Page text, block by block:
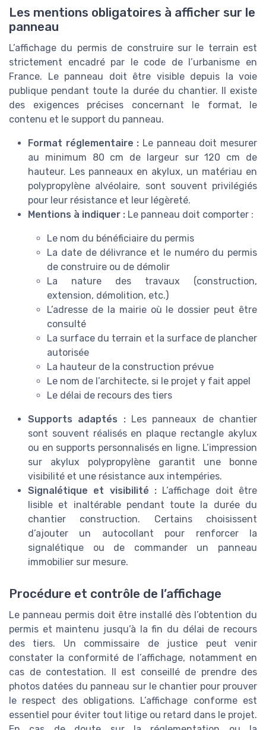
Les mentions obligatoires à afficher sur le
panneau
L’affichage du permis de construire sur le terrain est
strictement encadré par le code de l’urbanisme en
France. Le panneau doit être visible depuis la voie
publique pendant toute la durée du chantier. Il existe
des exigences précises concernant le format, le
contenu et le support du panneau.
Format réglementaire : Le panneau doit mesurer
au minimum 80 cm de largeur sur 120 cm de
hauteur. Les panneaux en akylux, un matériau en
polypropylène alvéolaire, sont souvent privilégiés
pour leur résistance et leur légèreté.
Mentions à indiquer : Le panneau doit comporter :
Le nom du bénéficiaire du permis
La date de délivrance et le numéro du permis
de construire ou de démolir
La nature des travaux (construction,
extension, démolition, etc.)
L’adresse de la mairie où le dossier peut être
consulté
La surface du terrain et la surface de plancher
autorisée
La hauteur de la construction prévue
Le nom de l’architecte, si le projet y fait appel
Le délai de recours des tiers
Supports adaptés :Les panneaux de chantier
sont souvent réalisés en plaque rectangle akylux
ou en supports personnalisés en ligne. L’impression
sur akylux polypropylène garantit une bonne
visibilité et une résistance aux intempéries.
Signalétique et visibilité : L’affichage doit être
lisible et inaltérable pendant toute la durée du
chantier construction. Certains choisissent
d’ajouter un autocollant pour renforcer la
signalétique ou de commander un panneau
immobilier sur mesure.
Procédure et contrôle de l’affichage
Le panneau permis doit être installé dès l’obtention du
permis et maintenu jusqu’à la fin du délai de recours
des tiers. Un commissaire de justice peut venir
constater la conformité de l’affichage, notamment en
cas de contestation. Il est conseillé de prendre des
photos datées du panneau sur le chantier pour prouver
le respect des obligations. L’affichage conforme est
essentiel pour éviter tout litige ou retard dans le projet.